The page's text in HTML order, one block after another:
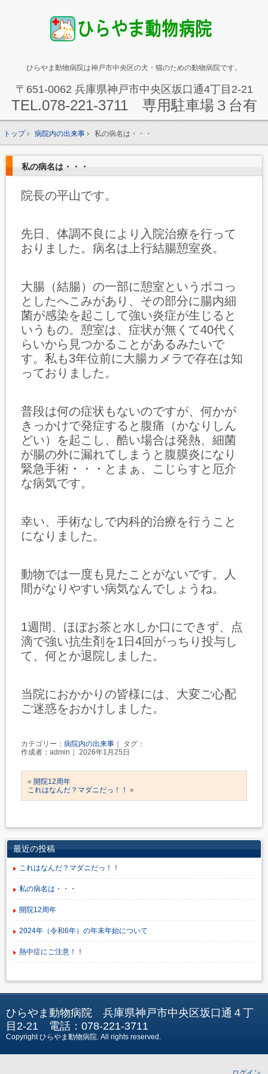
ひらやま動物病院は神戸市中央区の犬・猫のための動物病院です。
〒651-0062 兵庫県神戸市中央区坂口通4丁目2-21
TEL.078-221-3711 専用駐車場３台有
トップ› 病院内の出来事› 私の病名は・・・
私の病名は・・・
院長の平山です。
先日、体調不良により入院治療を行って
おりました。病名は上行結腸憩室炎。
大腸（結腸）の一部に憩室というポコっ
としたへこみがあり、その部分に腸内細
菌が感染を起こして強い炎症が生じると
いうもの。憩室は、症状が無くて40代く
らいから見つかることがあるみたいで
す。私も3年位前に大腸カメラで存在は知
っておりました。
普段は何の症状もないのですが、何かが
きっかけで発症すると腹痛（かなりしん
どい）を起こし、酷い場合は発熱、細菌
が腸の外に漏れてしまうと腹膜炎になり
緊急手術・・・とまぁ、こじらすと厄介
な病気です。
幸い、手術なしで内科的治療を行うこと
になりました。
動物では一度も見たことがないです。人
間がなりやすい病気なんでしょうね。
1週間、ほぼお茶と水しか口にできず、点
滴で強い抗生剤を1日4回がっちり投与し
て、何とか退院しました。
当院におかかりの皆様には、大変ご心配
ご迷惑をおかけしました。
カテゴリー： 病院内の出来事 ｜ タグ：
作成者：admin｜ 2026年1月25日
« 開院12周年
これはなんだ？マダニだっ！！ »
最近の投稿
これはなんだ？マダニだっ！！
私の病名は・・・
開院12周年
2024年（令和6年）の年末年始について
熱中症にご注意！！
ひらやま動物病院 兵庫県神戸市中央区坂口通４丁
目2-21 電話：078-221-3711
Copyright ひらやま動物病院. All rights reserved.